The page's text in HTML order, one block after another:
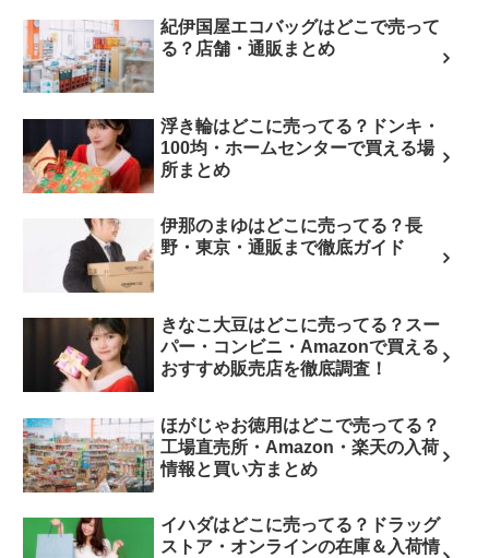
紀伊国屋エコバッグはどこで売って
る？店舗・通販まとめ
浮き輪はどこに売ってる？ドンキ・
100均・ホームセンターで買える場
所まとめ
伊那のまゆはどこに売ってる？長
野・東京・通販まで徹底ガイド
きなこ大豆はどこに売ってる？スー
パー・コンビニ・Amazonで買える
おすすめ販売店を徹底調査！
ほがじゃお徳用はどこで売ってる？
工場直売所・Amazon・楽天の入荷
情報と買い方まとめ
イハダはどこに売ってる？ドラッグ
ストア・オンラインの在庫＆入荷情